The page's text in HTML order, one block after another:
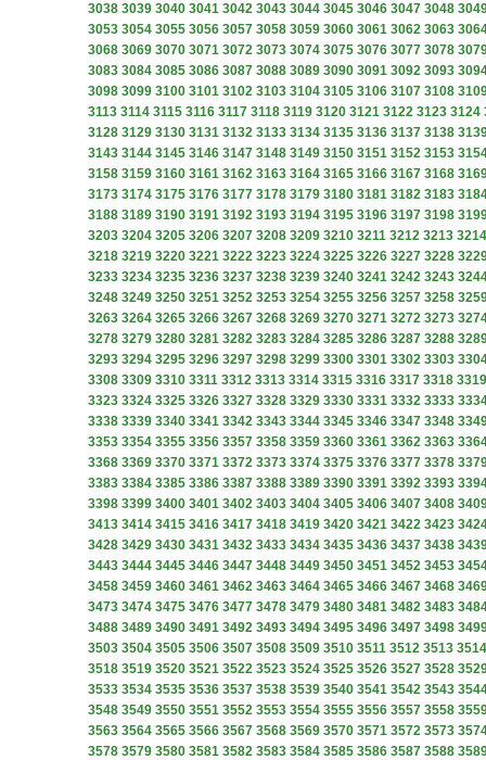
3038 3039 3040 3041 3042 3043 3044 3045 3046 3047 3048
3053 3054 3055 3056 3057 3058 3059 3060 3061 3062 3063
3068 3069 3070 3071 3072 3073 3074 3075 3076 3077 3078
3083 3084 3085 3086 3087 3088 3089 3090 3091 3092 3093
3098 3099 3100 3101 3102 3103 3104 3105 3106 3107 3108
3113 3114 3115 3116 3117 3118 3119 3120 3121 3122 3123 3124
3128 3129 3130 3131 3132 3133 3134 3135 3136 3137 3138
3143 3144 3145 3146 3147 3148 3149 3150 3151 3152 3153
3158 3159 3160 3161 3162 3163 3164 3165 3166 3167 3168
3173 3174 3175 3176 3177 3178 3179 3180 3181 3182 3183
3188 3189 3190 3191 3192 3193 3194 3195 3196 3197 3198
3203 3204 3205 3206 3207 3208 3209 3210 3211 3212 3213 3214
3218 3219 3220 3221 3222 3223 3224 3225 3226 3227 3228
3233 3234 3235 3236 3237 3238 3239 3240 3241 3242 3243
3248 3249 3250 3251 3252 3253 3254 3255 3256 3257 3258
3263 3264 3265 3266 3267 3268 3269 3270 3271 3272 3273
3278 3279 3280 3281 3282 3283 3284 3285 3286 3287 3288
3293 3294 3295 3296 3297 3298 3299 3300 3301 3302 3303
3308 3309 3310 3311 3312 3313 3314 3315 3316 3317 3318 3319
3323 3324 3325 3326 3327 3328 3329 3330 3331 3332 3333
3338 3339 3340 3341 3342 3343 3344 3345 3346 3347 3348
3353 3354 3355 3356 3357 3358 3359 3360 3361 3362 3363
3368 3369 3370 3371 3372 3373 3374 3375 3376 3377 3378
3383 3384 3385 3386 3387 3388 3389 3390 3391 3392 3393
3398 3399 3400 3401 3402 3403 3404 3405 3406 3407 3408
3413 3414 3415 3416 3417 3418 3419 3420 3421 3422 3423
3428 3429 3430 3431 3432 3433 3434 3435 3436 3437 3438
3443 3444 3445 3446 3447 3448 3449 3450 3451 3452 3453
3458 3459 3460 3461 3462 3463 3464 3465 3466 3467 3468
3473 3474 3475 3476 3477 3478 3479 3480 3481 3482 3483
3488 3489 3490 3491 3492 3493 3494 3495 3496 3497 3498
3503 3504 3505 3506 3507 3508 3509 3510 3511 3512 3513 3514
3518 3519 3520 3521 3522 3523 3524 3525 3526 3527 3528
3533 3534 3535 3536 3537 3538 3539 3540 3541 3542 3543
3548 3549 3550 3551 3552 3553 3554 3555 3556 3557 3558
3563 3564 3565 3566 3567 3568 3569 3570 3571 3572 3573
3578 3579 3580 3581 3582 3583 3584 3585 3586 3587 3588